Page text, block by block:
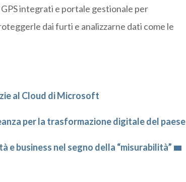
integrati e portale gestionale per
dai furti e analizzarne dati come le
al Cloud di Microsoft
per la trasformazione digitale del paese
business nel segno della “misurabilità”